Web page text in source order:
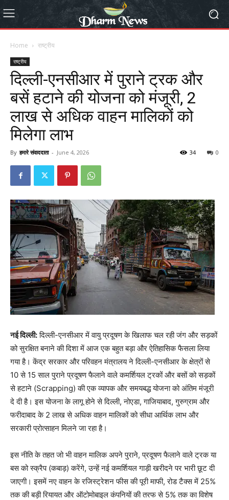
Home राष्ट्रीय
राष्ट्रीय
दिल्ली-एनसीआर में पुराने ट्रक और
बसें हटाने की योजना को मंजूरी, 2
लाख से अधिक वाहन मालिकों को
मिलेगा लाभ
By हमारे संवाददाता - June 4, 2026 0
34
नई दिल्ली:दिल्ली-एनसीआर में वायु प्रदूषण के खिलाफ चल रही जंग और सड़कों
को सुरक्षित बनाने की दिशा में आज एक बहुत बड़ा और ऐतिहासिक फैसला लिया
गया है। केंद्र सरकार और परिवहन मंत्रालय ने दिल्ली-एनसीआर के क्षेत्रों से
10 से 15 साल पुराने प्रदूषण फैलाने वाले कमर्शियल ट्रकों और बसों को सड़कों
से हटाने (Scrapping) की एक व्यापक और समयबद्ध योजना को अंतिम मंजूरी
दे दी है। इस योजना के लागू होने से दिल्ली, नोएडा, गाजियाबाद, गुरुग्राम और
फरीदाबाद के 2 लाख से अधिक वाहन मालिकों को सीधा आर्थिक लाभ और
सरकारी प्रोत्साहन मिलने जा रहा है।
इस नीति के तहत जो भी वाहन मालिक अपने पुराने, प्रदूषण फैलाने वाले ट्रक या
बस को स्क्रैप (कबाड़) करेंगे, उन्हें नई कमर्शियल गाड़ी खरीदने पर भारी छूट दी
जाएगी। इसमें नए वाहन के रजिस्ट्रेशन फीस की पूरी माफी, रोड टैक्स में 25%
तक की बड़ी रियायत और ऑटोमोबाइल कंपनियों की तरफ से 5% तक का विशेष